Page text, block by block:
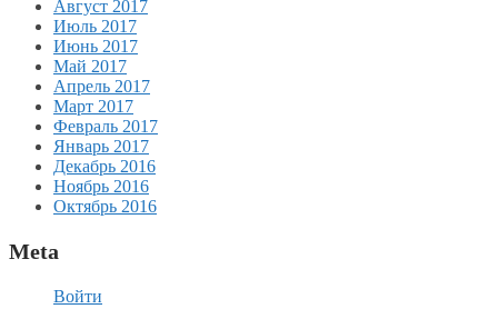
Август 2017
Июль 2017
Июнь 2017
Май 2017
Апрель 2017
Март 2017
Февраль 2017
Январь 2017
Декабрь 2016
Ноябрь 2016
Октябрь 2016
Meta
Войти